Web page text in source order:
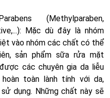
(Methylparaben,
Mặc dù đây là nhóm
vào nhóm các chất có thể
sản phẩm sữa rửa mặt
các chuyên gia da liễu
toàn lành tính với da,
dụng. Những chất này sẽ